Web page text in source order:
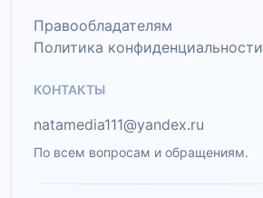
Правообладателям
Политика конфиденциальности
КОНТАКТЫ
natamedia111@yandex.ru
По всем вопросам и обращениям.